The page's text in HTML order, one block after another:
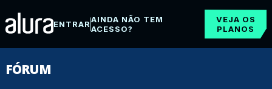
ENTRARAINDA NÃO TEM
ACESSO?
VEJA OS
PLANOS
FÓRUM